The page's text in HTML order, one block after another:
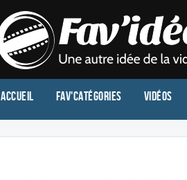
Accueil Fav'Catégories Vidéos